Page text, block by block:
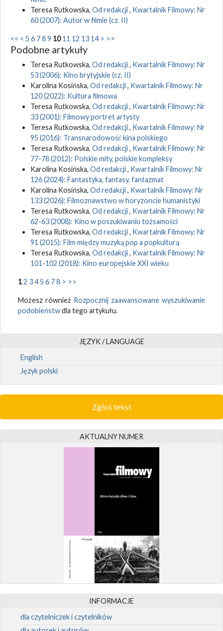
Teresa Rutkowska, Od redakcji, Kwartalnik Filmowy: Nr
60 (2007): Autor w filmie (cz. II)
<< < 5 6 789 10 11 12 13 14 > >>
Podobne artykuły
Teresa Rutkowska, Od redakcji, Kwartalnik Filmowy: Nr
53 (2006): Kino brytyjskie (cz. II)
Karolina Kosińska, Od redakcji, Kwartalnik Filmowy: Nr
120 (2022): Kultura filmowa
Teresa Rutkowska, Od redakcji, Kwartalnik Filmowy: Nr
33 (2001): Filmowy portret artysty
Teresa Rutkowska, Od redakcji, Kwartalnik Filmowy: Nr
95 (2016): Transnarodowość kina polskiego
Teresa Rutkowska, Od redakcji, Kwartalnik Filmowy: Nr
77-78 (2012): Polskie mity, polskie kompleksy
Karolina Kosińska, Od redakcji, Kwartalnik Filmowy: Nr
126 (2024): Fantastyka, fantasy, fantazmat
Karolina Kosińska, Od redakcji, Kwartalnik Filmowy: Nr
133 (2026): Filmoznawstwo w horyzoncie humanistyki
Teresa Rutkowska, Od redakcji, Kwartalnik Filmowy: Nr
62-63 (2008): Kino w poszukiwaniu tożsamości
Teresa Rutkowska, Od redakcji, Kwartalnik Filmowy: Nr
91 (2015): Film między muzyką pop a popkulturą
Teresa Rutkowska, Od redakcji, Kwartalnik Filmowy: Nr
101-102 (2018): Kino europejskie XXI wieku
12 345 6 78 > >>
Możesz również Rozpocznij zaawansowane wyszukiwanie
podobieństwdla tego artykułu.
JĘZYK / LANGUAGE
English
Język polski
Zgłoś tekst
AKTUALNY NUMER
INFORMACJE
dla czytelniczek i czytelników